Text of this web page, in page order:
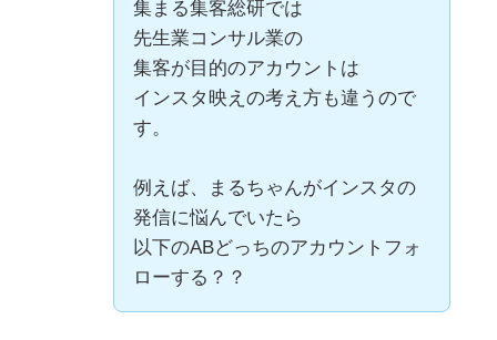
集まる集客総研では
先生業コンサル業の
集客が目的のアカウントは
インスタ映えの考え方も違うので
す。
例えば、まるちゃんがインスタの
発信に悩んでいたら
以下のABどっちのアカウントフォ
ローする？？